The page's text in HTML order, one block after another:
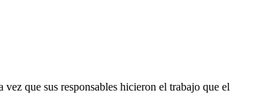
que sus responsables hicieron el trabajo que el